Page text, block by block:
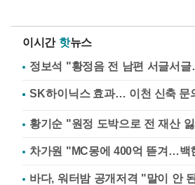
이시간 핫뉴스
정보석 "황정음 전 남편 서글서
황기순 "원정 도박으로 전 재산
바다, 워터밤 공개저격 "말이 안